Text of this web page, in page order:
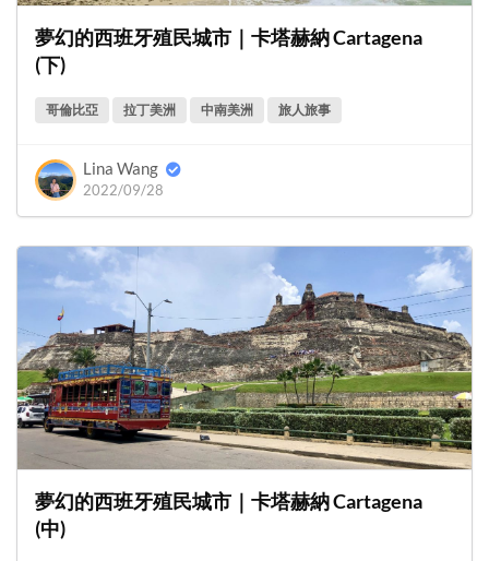
夢幻的西班牙殖民城市｜卡塔赫納 Cartagena
(下)
哥倫比亞 拉丁美洲 中南美洲 旅人旅事
Lina Wang
2022/09/28
夢幻的西班牙殖民城市｜卡塔赫納 Cartagena
(中)